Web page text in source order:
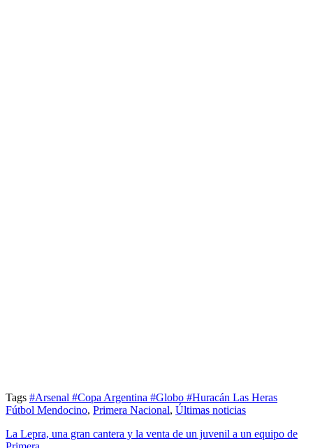
Tags #Arsenal #Copa Argentina #Globo #Huracán Las Heras
Fútbol Mendocino, Primera Nacional, Últimas noticias
La Lepra, una gran cantera y la venta de un juvenil a un equipo de